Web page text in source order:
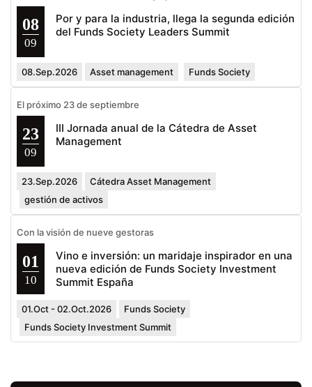
08
09
Por y para la industria, llega la segunda edición
del Funds Society Leaders Summit
08.Sep.2026 Asset management Funds Society
El próximo 23 de septiembre
23
09
III Jornada anual de la Cátedra de Asset
Management
23.Sep.2026
Cátedra Asset Management
gestión de activos
Con la visión de nueve gestoras
01
10
Vino e inversión: un maridaje inspirador en una
nueva edición de Funds Society Investment
Summit España
01.Oct - 02.Oct.2026
Funds Society
Funds Society Investment Summit